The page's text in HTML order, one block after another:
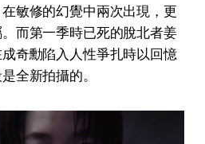
敏修的幻覺中兩次出現，更
而第一季時已死的脫北者姜
奇勳陷入人性爭扎時以回憶
全新拍攝的。